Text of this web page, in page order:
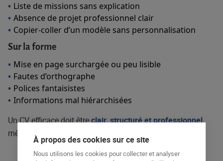
Liste de missions sans explication
Absence de projet professionnel clair
Copier-coller d’un modèle sans personnalisation
Sur la forme
Mise en page surchargée ou peu lisible
Fautes d’orthographe
Polices fantaisistes
Informations mal hiérarchisées
Un CV efficace doit êtreclair, structuré et professionnel,
même avec un design moderne.
À propos des cookies sur ce site
Nous utilisons les cookies pour collecter et analyser